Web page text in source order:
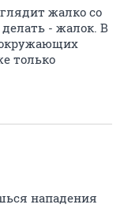
жалко со
- жалок. В
только
нападения